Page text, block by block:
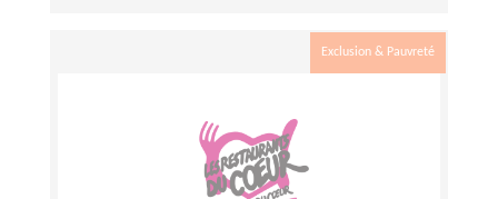
Exclusion & Pauvreté